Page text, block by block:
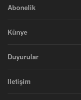
Abonelik
Künye
Duyurular
Iletişim